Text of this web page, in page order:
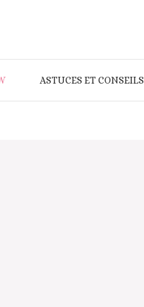
ASTUCES ET CONSEILS